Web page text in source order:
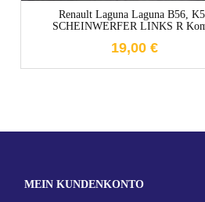
Renault Laguna Laguna B56,
SCHEINWERFER LINKS R
19,00 €
MEIN KUNDENKONTO